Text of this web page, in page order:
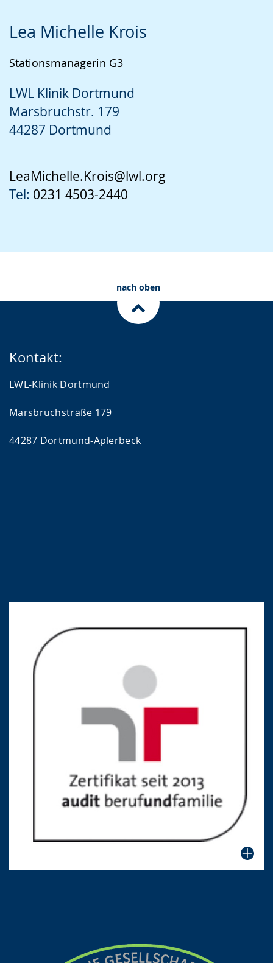
Lea Michelle Krois
Stationsmanagerin G3
LWL Klinik Dortmund
Marsbruchstr. 179
44287 Dortmund
LeaMichelle.Krois@lwl.org
Tel: 0231 4503-2440
nach oben
Kontakt:
LWL-Klinik Dortmund
Marsbruchstraße 179
44287 Dortmund-Aplerbeck